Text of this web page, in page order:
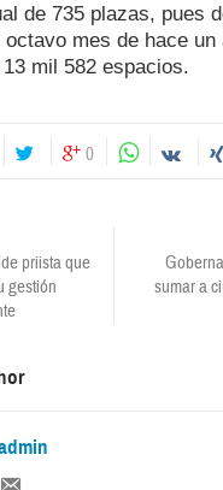
de 735 plazas, pues
mes de hace un
mil 582 espacios.
0
priista que
gestión
sumar a